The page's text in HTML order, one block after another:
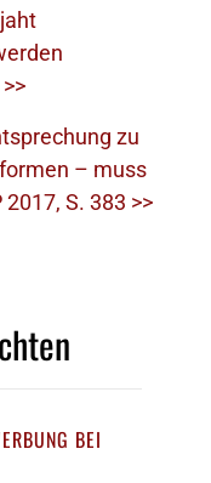
zu
– muss
S. 383 >>
BEI